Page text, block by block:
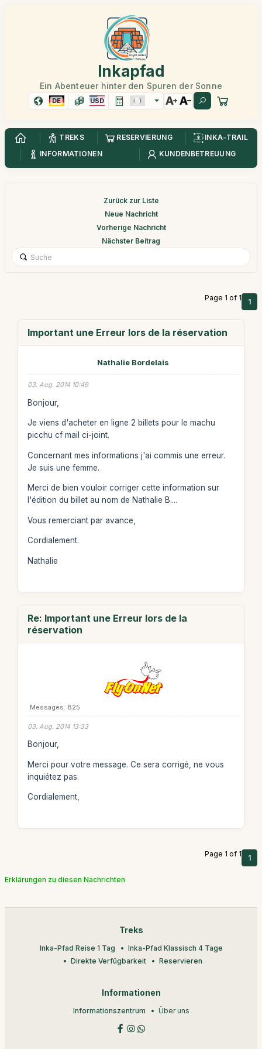
Inkapfad
Ein Abenteuer hinter den Spuren der Sonne
DE USD
TREKS RESERVIERUNG
INKA-TRAIL
INFORMATIONEN
KUNDENBETREUUNG
Zurück zur Liste
Neue Nachricht
Vorherige Nachricht
Nächster Beitrag
Page 1 of 1 1
Important une Erreur lors de la réservation
Nathalie Bordelais
03. Aug. 2014 10:49
Bonjour,
Je viens d'acheter en ligne 2 billets pour le machu
picchu cf mail ci-joint.
Concernant mes informations j'ai commis une erreur.
Je suis une femme.
Merci de bien vouloir corriger cette information sur
l'édition du billet au nom de Nathalie B....
Vous remerciant par avance,
Cordialement.
Nathalie
Re: Important une Erreur lors de la
réservation
Messages: 825
03. Aug. 2014 13:33
Bonjour,
Merci pour votre message. Ce sera corrigé, ne vous
inquiétez pas.
Cordialement,
Page 1 of 1 1
Erklärungen zu diesen Nachrichten
Treks
Inka-Pfad Reise 1 Tag
Inka-Pfad Klassisch 4 Tage
Direkte Verfügbarkeit
Reservieren
Informationen
Informationszentrum Über uns